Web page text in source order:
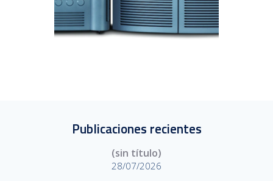
Publicaciones recientes
(sin título)
28/07/2026